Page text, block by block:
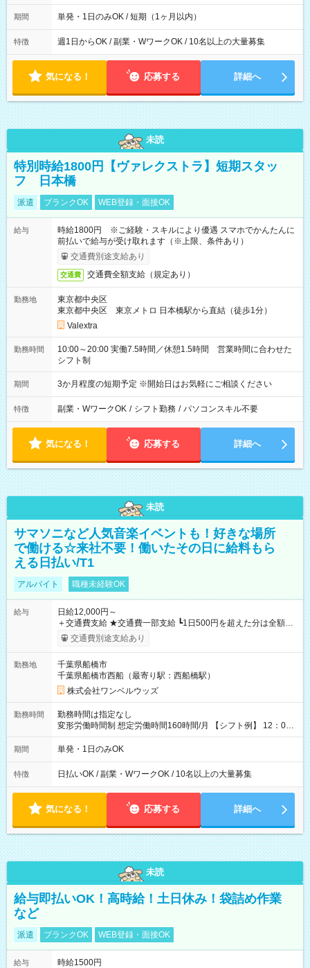
間は 試験により異なります。
期間 単発・1日のみOK / 短期（1ヶ月以内）
特徴 週1日からOK / 副業・WワークOK / 10名以上の大量募集
気になる！ 応募する 詳細へ
未読
特別時給1800円【ヴァレクストラ】短期スタッ
フ 日本橋
派遣 ブランクOK WEB登録・面接OK
給与
時給1800円 ※ご経験・スキルにより優遇 スマホでかんたんに
前払いで給与が受け取れます（※上限、条件あり）
交通費別途支給あり
交通費 交通費全額支給（規定あり）
勤務地
東京都中央区
東京都中央区 東京メトロ 日本橋駅から直結（徒歩1分）
Valextra
勤務時間
10:00～20:00 実働7.5時間／休憩1.5時間 営業時間に合わせた
シフト制
期間 3か月程度の短期予定 ※開始日はお気軽にご相談ください
特徴 副業・WワークOK / シフト勤務 / パソコンスキル不要
気になる！ 応募する 詳細へ
未読
サマソニなど人気音楽イベントも！好きな場所
で働ける☆来社不要！働いたその日に給料もら
える日払い/T1
アルバイト 職種未経験OK
給与
日給12,000円～
＋交通費支給 ★交通費一部支給 ┗1日500円を超えた分は全額支
給！ ※往復500円以内の方は自己負担となります ★日払いOK！
（規定あり） ┗働いたその日に現金GET♪ お仕事後はコンビニ
なし
交通費別途支給あり
勤務地
千葉県船橋市
千葉県船橋市西船（最寄り駅：西船橋駅）
株式会社ワンベルウッズ
勤務時間
勤務時間は指定なし
変形労働時間制 想定労働時間160時間/月 【シフト例】 12：00
～22：00
期間 単発・1日のみOK
特徴 日払いOK / 副業・WワークOK / 10名以上の大量募集
気になる！ 応募する 詳細へ
未読
給与即払いOK！高時給！土日休み！袋詰め作業
など
派遣 ブランクOK WEB登録・面接OK
給与
時給1500円